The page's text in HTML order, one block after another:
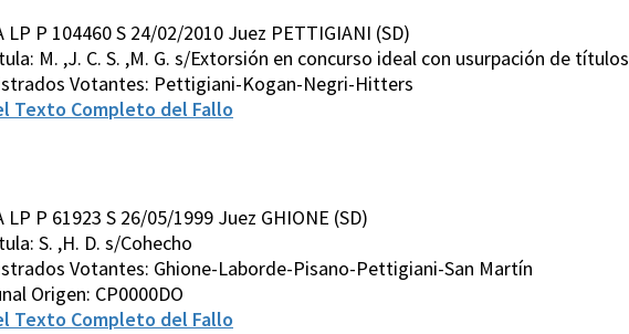
LP P 104460 S 24/02/2010 Juez PETTIGIANI (SD)
M. ,J. C. S. ,M. G. s/Extorsión en concurso ideal con usurpación de títulos
Votantes: Pettigiani-Kogan-Negri-Hitters
Texto Completo del Fallo
LP P 61923 S 26/05/1999 Juez GHIONE (SD)
S. ,H. D. s/Cohecho
Votantes: Ghione-Laborde-Pisano-Pettigiani-San Martín
Origen: CP0000DO
Texto Completo del Fallo